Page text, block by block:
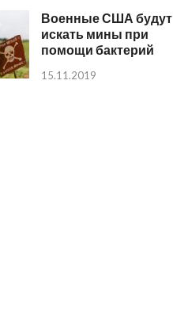
Военные США будут
искать мины при
помощи бактерий
15.11.2019